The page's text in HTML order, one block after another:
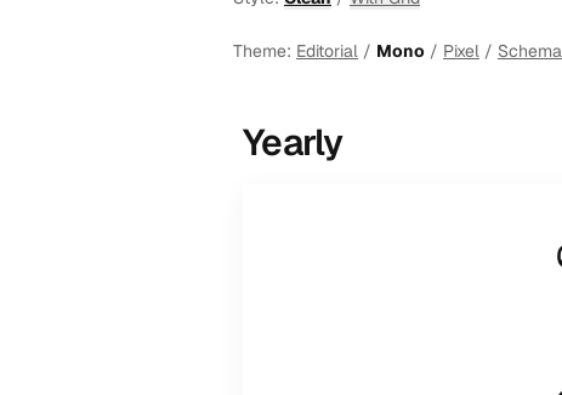
Theme: Editorial / Mono / Pixel / Schema
Yearly